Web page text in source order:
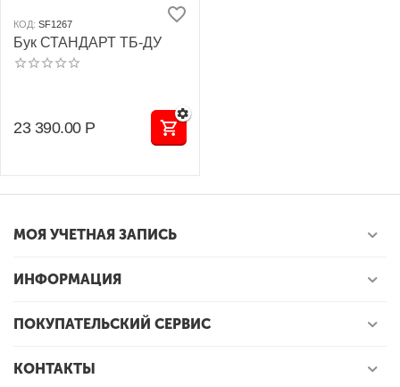
КОД: SF1267
Бук СТАНДАРТ ТБ-ДУ
23 390.00 Р
МОЯ УЧЕТНАЯ ЗАПИСЬ
ИНФОРМАЦИЯ
ПОКУПАТЕЛЬСКИЙ СЕРВИС
КОНТАКТЫ